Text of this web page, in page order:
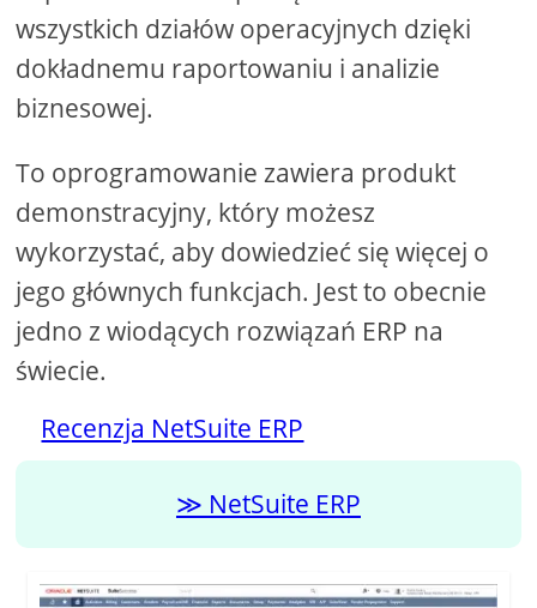
wszystkich działów operacyjnych dzięki
dokładnemu raportowaniu i analizie
biznesowej.
To oprogramowanie zawiera produkt
demonstracyjny, który możesz
wykorzystać, aby dowiedzieć się więcej o
jego głównych funkcjach. Jest to obecnie
jedno z wiodących rozwiązań ERP na
świecie.
Recenzja NetSuite ERP
NetSuite ERP